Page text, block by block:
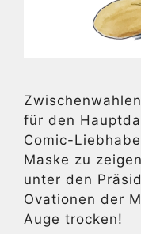
für den
Comic-
Maske zu
unter den
Ovationen der
Auge trocken!